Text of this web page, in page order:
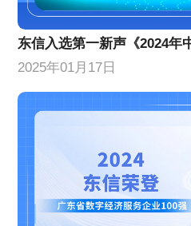
2025年01月17日